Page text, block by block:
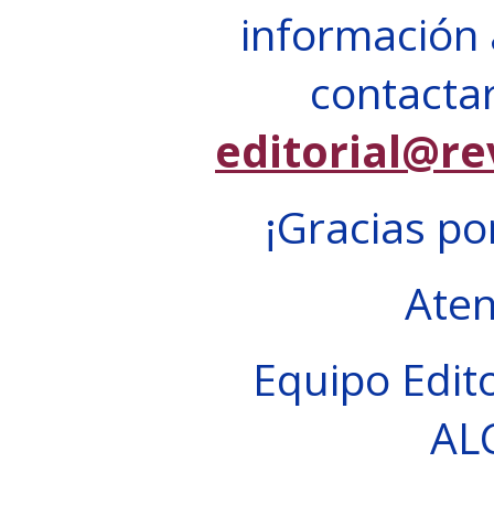
información
¡Gracias
Equipo